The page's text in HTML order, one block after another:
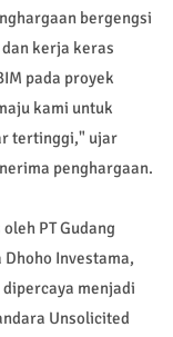
bergengsi
kerja keras
pada proyek
kami untuk
tertinggi," ujar
penghargaan.
PT Gudang
Dhoho Investama,
menjadi
Unsolicited